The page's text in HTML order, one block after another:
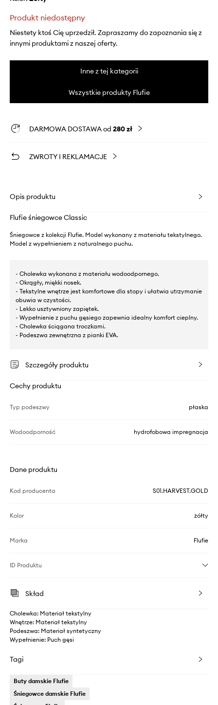
Produkt niedostępny
Niestety ktoś Cię uprzedził. Zapraszamy do zapoznania się z
innymi produktami z naszej oferty.
Inne z tej kategorii
Wszystkie produkty Flufie
DARMOWA DOSTAWA od 280 zł
ZWROTY I REKLAMACJE
Opis produktu
Flufie śniegowce Classic
Śniegowce z kolekcji Flufie. Model wykonany z materiału tekstylnego.
Model z wypełnieniem z naturalnego puchu.
- Cholewka wykonana z materiału wodoodpornego.
- Okrągły, miękki nosek.
- Tekstylne wnętrze jest komfortowe dla stopy i ułatwia utrzymanie
obuwia w czystości.
- Lekko usztywniony zapiętek.
- Wypełnienie z puchu gęsiego zapewnia idealny komfort cieplny.
- Cholewka ściągana troczkami.
- Podeszwa zewnętrzna z pianki EVA.
Szczegóły produktu
Cechy produktu
Typ podeszwy płaska
Wodoodporność hydrofobowa impregnacja
Dane produktu
Kod producenta S01.HARVEST.GOLD
Kolor żółty
Marka Flufie
ID Produktu
Skład
Cholewka: Materiał tekstylny
Wnętrze: Materiał tekstylny
Podeszwa: Materiał syntetyczny
Wypełnienie: Puch gęsi
Tagi
Buty damskie Flufie
Śniegowce damskie Flufie